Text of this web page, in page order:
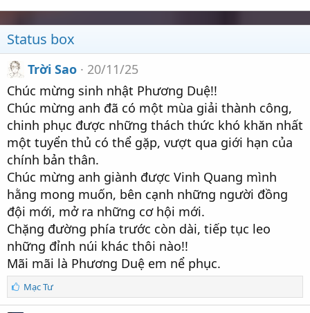
Status box
Trời Sao
20/11/25
Chúc mừng sinh nhật Phương Duệ!!
Chúc mừng anh đã có một mùa giải thành công,
chinh phục được những thách thức khó khăn nhất
một tuyển thủ có thể gặp, vượt qua giới hạn của
chính bản thân.
Chúc mừng anh giành được Vinh Quang mình
hằng mong muốn, bên cạnh những người đồng
đội mới, mở ra những cơ hội mới.
Chặng đường phía trước còn dài, tiếp tục leo
những đỉnh núi khác thôi nào!!
Mãi mãi là Phương Duệ em nể phục.
S
ố
Mạc Tư